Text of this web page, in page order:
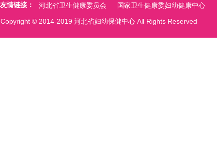
国家卫生健康委妇幼健康中心
河北省卫生健康委员会
友情链接：
Copyright © 2014-2019 河北省妇幼保健中心 All Rights Reserved